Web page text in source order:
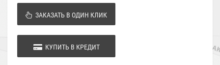
ЗАКАЗАТЬ В ОДИН КЛИК
КУПИТЬ В КРЕДИТ